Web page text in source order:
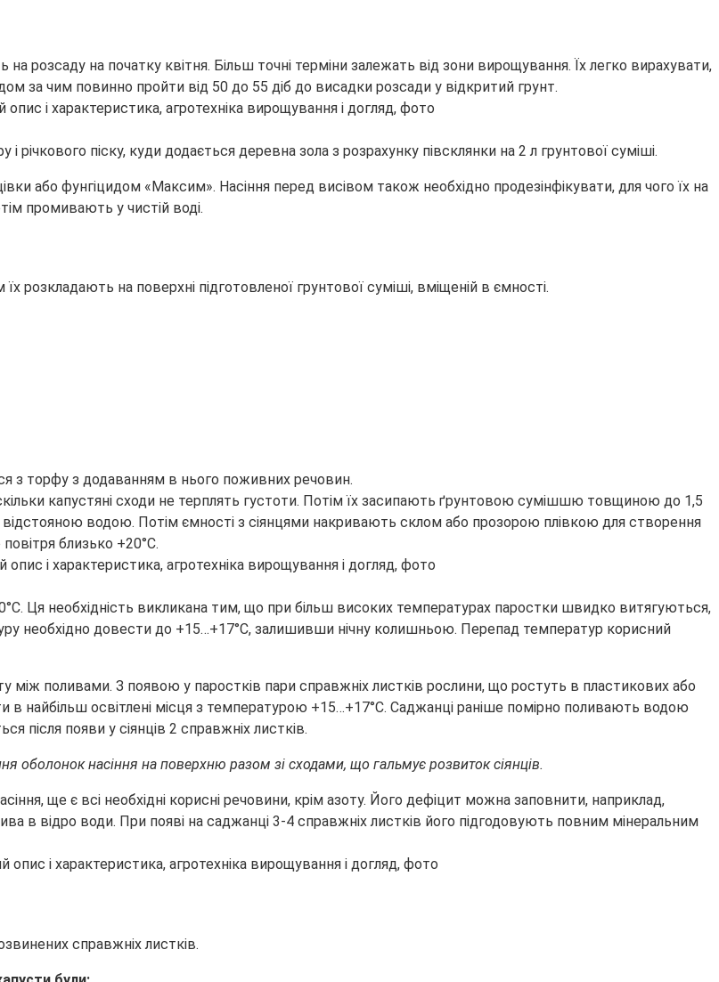
розсаду на початку квітня. Більш точні терміни залежать від зони вирощування. Їх легко вирахувати,
за чим повинно пройти від 50 до 55 діб до висадки розсади у відкритий грунт.
річкового піску, куди додається деревна зола з розрахунку півсклянки на 2 л грунтової суміші.
або фунгіцидом «Максим». Насіння перед висівом також необхідно продезінфікувати, для чого їх на
промивають у чистій воді.
розкладають на поверхні підготовленої грунтової суміші, вміщеній в ємності.
з торфу з додаванням в нього поживних речовин.
капустяні сходи не терплять густоти. Потім їх засипають ґрунтовою сумішшю товщиною до 1,5
відстояною водою. Потім ємності з сіянцями накривають склом або прозорою плівкою для створення
близько +20°С.
Ця необхідність викликана тим, що при більш високих температурах паростки швидко витягуються,
необхідно довести до +15…+17°С, залишивши нічну колишньою. Перепад температур корисний
між поливами. З появою у паростків пари справжніх листків рослини, що ростуть в пластикових або
в найбільш освітлені місця з температурою +15…+17°С. Саджанці раніше помірно поливають водою
після появи у сіянців 2 справжніх листків.
оболонок насіння на поверхню разом зі сходами, що гальмує розвиток сіянців.
ще є всі необхідні корисні речовини, крім азоту. Його дефіцит можна заповнити, наприклад,
в відро води. При появі на саджанці 3-4 справжніх листків його підгодовують повним мінеральним
справжніх листків.